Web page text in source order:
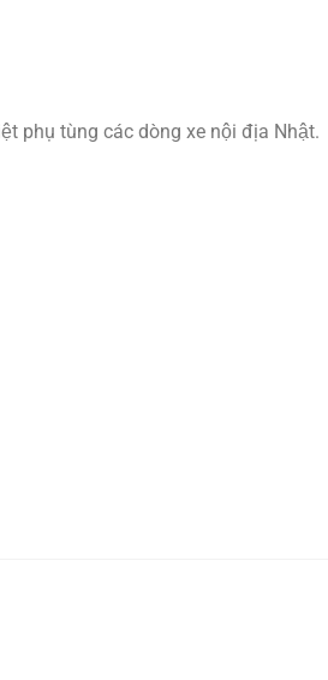
phụ tùng các dòng xe nội địa Nhật.